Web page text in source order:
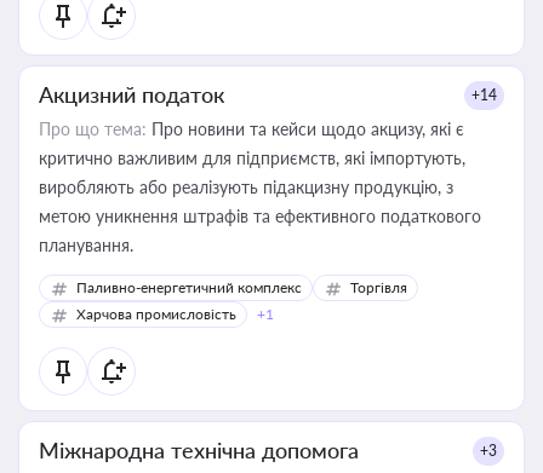
Акцизний податок +14
Про що тема: Про новини та кейси щодо акцизу, які є
критично важливим для підприємств, які імпортують,
виробляють або реалізують підакцизну продукцію, з
метою уникнення штрафів та ефективного податкового
планування.
Паливно-енергетичний комплекс
Торгівля
Харчова промисловість
+1
Міжнародна технічна допомога +3